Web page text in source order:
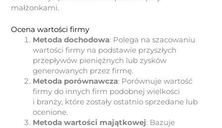
małżonkami.
Ocena wartości firmy
Metoda dochodowa: Polega na szacowaniu
wartości firmy na podstawie przyszłych
przepływów pieniężnych lub zysków
generowanych przez firmę.
Metoda porównawcza: Porównuje wartość
firmy do innych firm podobnej wielkości
i branży, które zostały ostatnio sprzedane lub
ocenione.
Metoda wartości majątkowej: Bazuje